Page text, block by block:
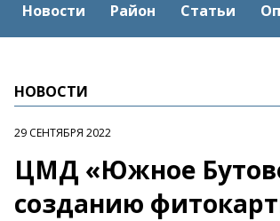
Новости Район Статьи
НОВОСТИ
29 СЕНТЯБРЯ 2022
ЦМД «Южное
созданию